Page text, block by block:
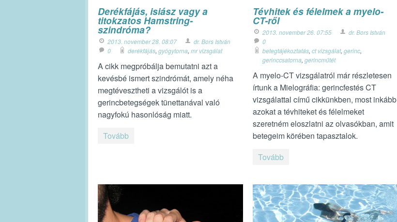
Derékfájás, isiász vagy a
titokzatos Hamstring-
szindróma?
2013. november 28. 08:07
dr. Bors István
0
derékfájás, gyógytorna, mr vizsgálat
A cikk megpróbálja bemutatni azt a
kevésbé ismert szindrómát, amely néha
megtévesztheti a vizsgálót is a
gerincbetegségek tünettanával való
nagyfokú hasonlóság miatt.
Tovább
Tévhitek és félelmek a myelo-
CT-ről
2013. november 26. 07:55
dr. Bors István
0
betegtájékoztatás, ct vizsgálat, gerinc,
gerinccsatorna, gerincműtét
A myelo-CT vizsgálatról már részletesen
írtunk a Mielográfia: gerincfestés CT
vizsgálattal című cikkünkben, most inkább
azokat a tévhiteket és félelmeket
szeretném eloszlatni az olvasókban, amit
betegeim körében tapasztalok.
Tovább